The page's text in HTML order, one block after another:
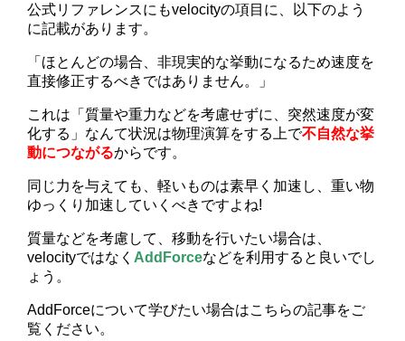
公式リファレンスにもvelocityの項目に、以下のよう
に記載があります。
「ほとんどの場合、非現実的な挙動になるため速度を
直接修正するべきではありません。」
これは「質量や重力などを考慮せずに、突然速度が変
化する」なんて状況は物理演算をする上で不自然な挙
動につながるからです。
同じ力を与えても、軽いものは素早く加速し、重い物
ゆっくり加速していくべきですよね!
質量などを考慮して、移動を行いたい場合は、
velocityではなく AddForceなどを利用すると良いでし
ょう。
AddForceについて学びたい場合はこちらの記事をご
覧ください。